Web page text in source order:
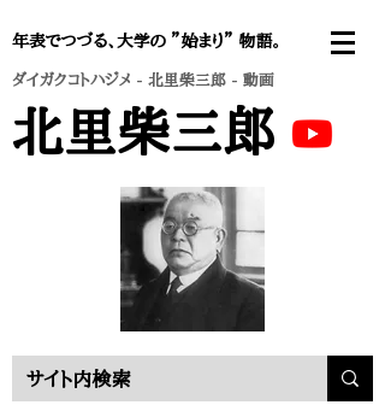
年表でつづる、大学の ”始まり” 物語。
ダイガクコトハジメ - 北里柴三郎 - 動画
北里柴三郎